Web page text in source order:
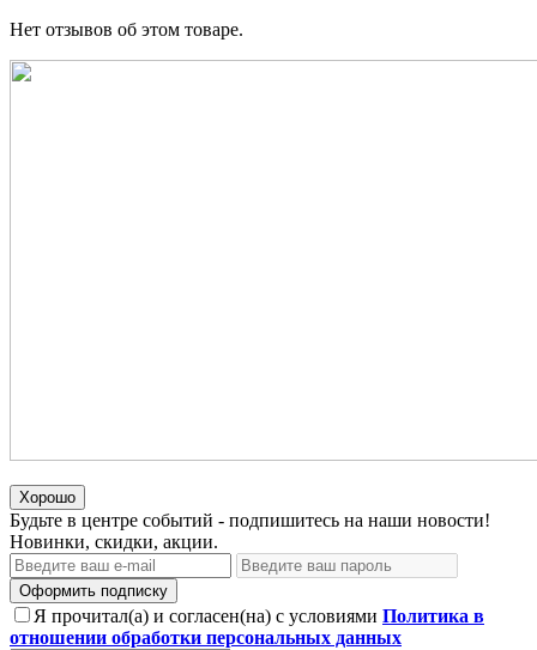
Нет отзывов об этом товаре.
Хорошо
Будьте в центре событий - подпишитесь на наши новости!
Новинки, скидки, акции.
Оформить подписку
Я прочитал(а) и согласен(на) с условиями Политика в
отношении обработки персональных данных